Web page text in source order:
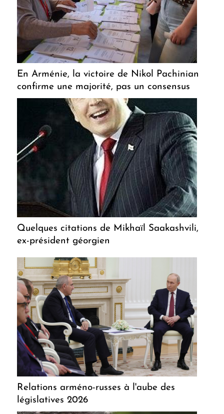
En Arménie, la victoire de Nikol Pachinian
confirme une majorité, pas un consensus
Quelques citations de Mikhaïl Saakashvili,
ex-président géorgien
Relations arméno-russes à l'aube des
législatives 2026